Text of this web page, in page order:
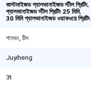
কাস্টমাইজড গ্যালভানাইজড স্টীল গ্রিটিং,
গ্যালভানাইজড স্টীল গ্রিটিং 25 মিমি,
30 মিমি গ্যালভানাইজড ওয়াকওয়ে গ্রিটিং
শানডং, চীন
Juyiheng
3t